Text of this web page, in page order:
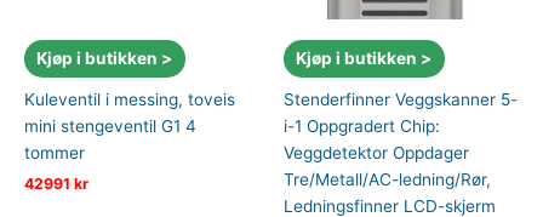
Kjøp i butikken >
Kuleventil i messing, toveis
mini stengeventil G1 4
tommer
42991 kr
Kjøp i butikken >
Stenderfinner Veggskanner 5-
i-1 Oppgradert Chip:
Veggdetektor Oppdager
Tre/Metall/AC-ledning/Rør,
Ledningsfinner LCD-skjerm